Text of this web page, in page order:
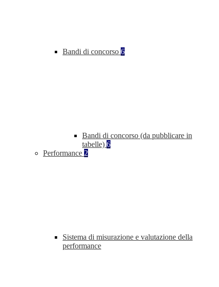
Bandi di concorso 6
Bandi di concorso (da pubblicare in
tabelle) 6
Performance 2
Sistema di misurazione e valutazione della
performance